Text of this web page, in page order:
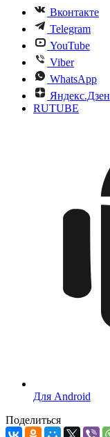
Вконтакте
Telegram
YouTube
Viber
WhatsApp
Яндекс.Дзен
RUTUBE
Для Android
Поделиться